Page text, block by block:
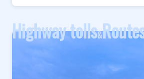
Highway tolls&